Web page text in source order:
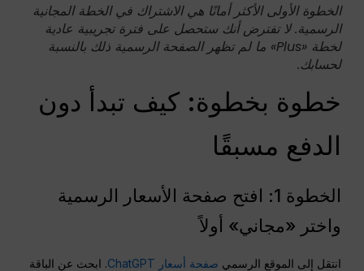
الخطوة الأولى الأكثر أمانًا هي الاشتراك في الخطة المجانية
الرسمية. لا تفترض أنك ستحصل على فترة تجريبية عادية
لخطة «Plus» ما لم تظهر الصفحة الرسمية ذلك بالنسبة
لحسابك.
خطوة بخطوة: كيف تبدأ دون
الدفع مسبقًا
الخطوة 1: افتح صفحة الأسعار الرسمية
واختر «مجاني» أولاً
انتقل إلى الموقع الرسمي صفحة أسعار ChatGPT
. ابحث عن الباقة